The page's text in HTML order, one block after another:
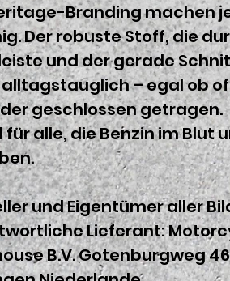
Branding machen
Der robuste Stoff, die
und der gerade
– egal ob
geschlossen getragen.
für alle, die Benzin im Blut
und Eigentümer aller
Lieferant:
B.V. Gotenburgweg